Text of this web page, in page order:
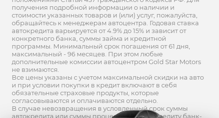
получения подробной информации о наличии и
стоимости указанных товаров и (или) услуг, пожалуйста,
обращайтесь к менеджерам автоцентра. Годовая ставка
автокредита варьируется от 4.9% до 15% и зависит от
конкретного банка, суммы займа и кредитной
программы. Минимальный срок погашения от 61 дня,
максимальный - 96 месяцев. При этом любые
дополнительные комиссии автоцентром Gold Star Motors
не взимаются.
Все цены указаны с учетом максимальной скидки на авто
и при условии покупки в кредит включают в себя
обязательные страховые продукты, которые
согласовываются и оплачиваются отдельно.
В случае невозвращения в условленный срок суммы
автокредита или суммы процентов по автокредиту банк-